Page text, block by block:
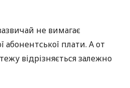
не вимагає
абонентської плати. А от
відрізняється залежно